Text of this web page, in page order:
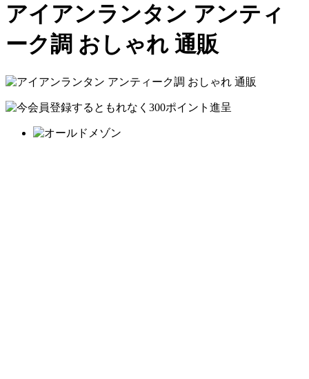
アイアンランタン アンティ
ーク調 おしゃれ 通販